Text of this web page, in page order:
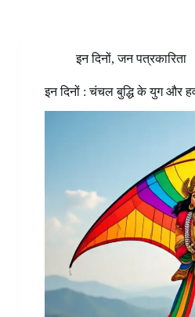
इन दिनों,जन पत्रकारिता
इन दिनों : चंचल बुद्धि के युग और